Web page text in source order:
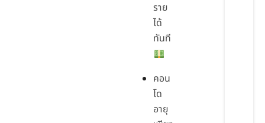
ราย
ได้
ทันที
คอน
โด
อายุ